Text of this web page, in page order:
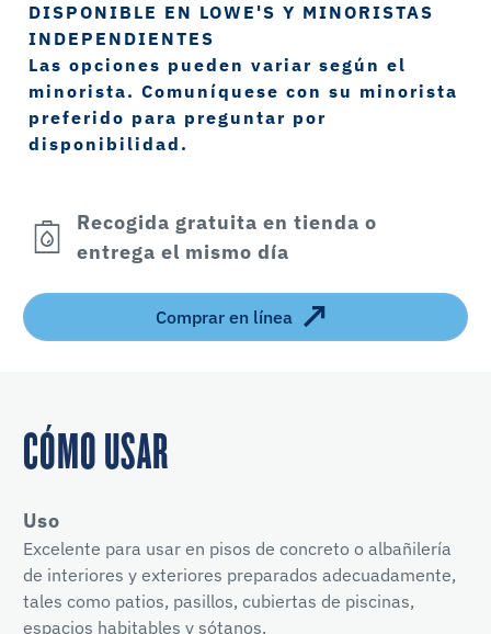
DISPONIBLE EN LOWE'S Y MINORISTAS
INDEPENDIENTES
Las opciones pueden variar según el
minorista. Comuníquese con su minorista
preferido para preguntar por
disponibilidad.
Recogida gratuita en tienda o
entrega el mismo día
Comprar en línea
CÓMO USAR
Uso
Excelente para usar en pisos de concreto o albañilería
de interiores y exteriores preparados adecuadamente,
tales como patios, pasillos, cubiertas de piscinas,
espacios habitables y sótanos.